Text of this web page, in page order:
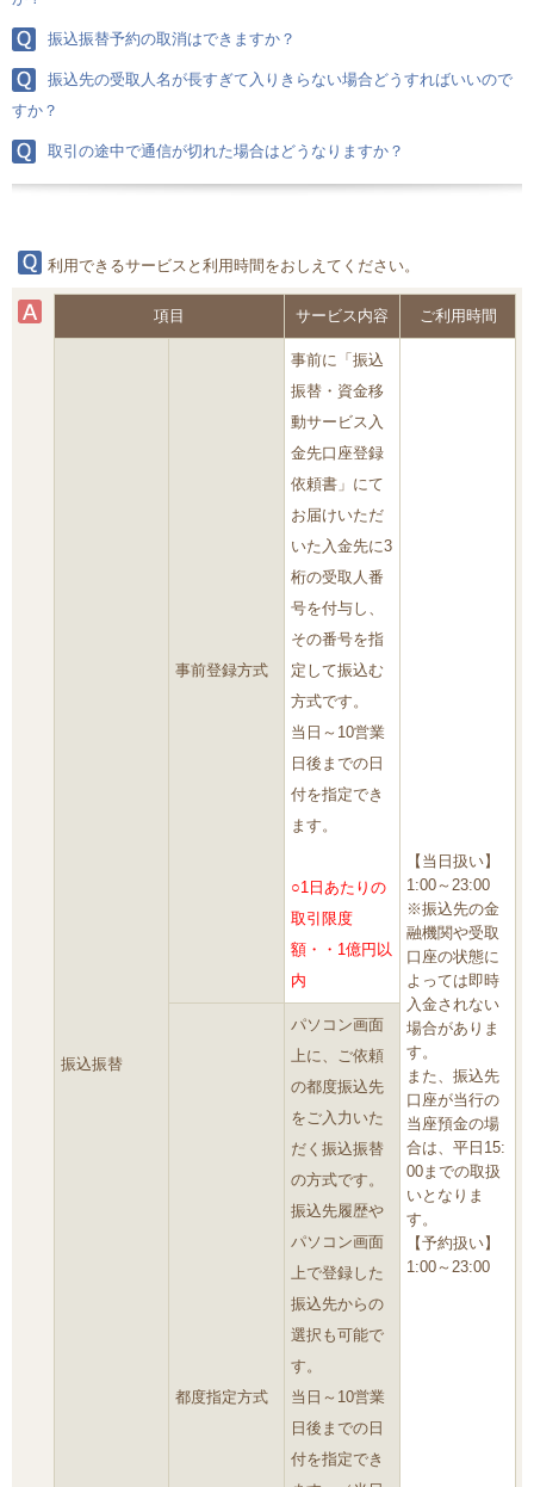
振込振替予約の取消はできますか？
振込先の受取人名が長すぎて入りきらない場合どうすればいいので
すか？
取引の途中で通信が切れた場合はどうなりますか？
利用できるサービスと利用時間をおしえてください。
項目 サービス内容 ご利用時間
振込振替
事前登録方式
事前に「振込
振替・資金移
動サービス入
金先口座登録
依頼書」にて
お届けいただ
いた入金先に3
桁の受取人番
号を付与し、
その番号を指
定して振込む
方式です。
当日～10営業
日後までの日
付を指定でき
ます。
○1日あたりの
取引限度
額・・1億円以
内
【当日扱い】
1:00～23:00
※振込先の金
融機関や受取
口座の状態に
よっては即時
入金されない
場合がありま
す。
また、振込先
口座が当行の
当座預金の場
合は、平日15:
00までの取扱
いとなりま
す。
【予約扱い】
1:00～23:00
都度指定方式
パソコン画面
上に、ご依頼
の都度振込先
をご入力いた
だく振込振替
の方式です。
振込先履歴や
パソコン画面
上で登録した
振込先からの
選択も可能で
す。
当日～10営業
日後までの日
付を指定でき